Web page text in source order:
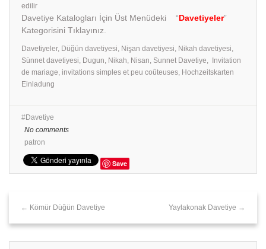
edilir
Davetiye Katalogları İçin Üst Menüdeki “Davetiyeler”
Kategorisini Tıklayınız.
Davetiyeler, Düğün davetiyesi, Nişan davetiyesi, Nikah davetiyesi,
Sünnet davetiyesi, Dugun, Nikah, Nisan, Sunnet Davetiye, Invitation
de mariage, invitations simples et peu coûteuses, Hochzeitskarten
Einladung
Davetiye
No comments
patron
Save
← Kömür Düğün Davetiye Yaylakonak Davetiye →